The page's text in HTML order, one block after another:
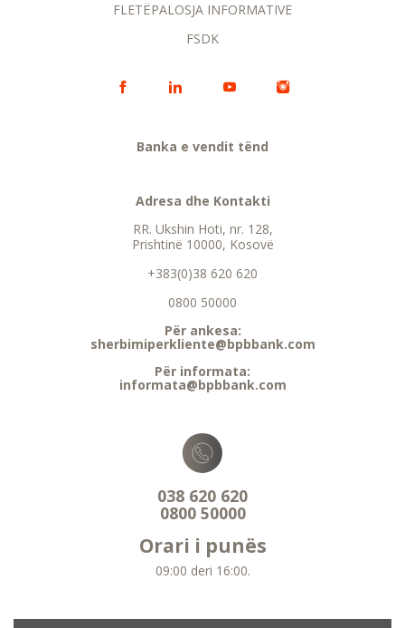
FLETËPALOSJA INFORMATIVE
FSDK
Banka e vendit tënd
Adresa dhe Kontakti
RR. Ukshin Hoti, nr. 128,
Prishtinë 10000, Kosovë
+383(0)38 620 620
0800 50000
Për ankesa:
sherbimiperkliente@bpbbank.com
Për informata:
informata@bpbbank.com
038 620 620
0800 50000
Orari i punës
09:00 deri 16:00.